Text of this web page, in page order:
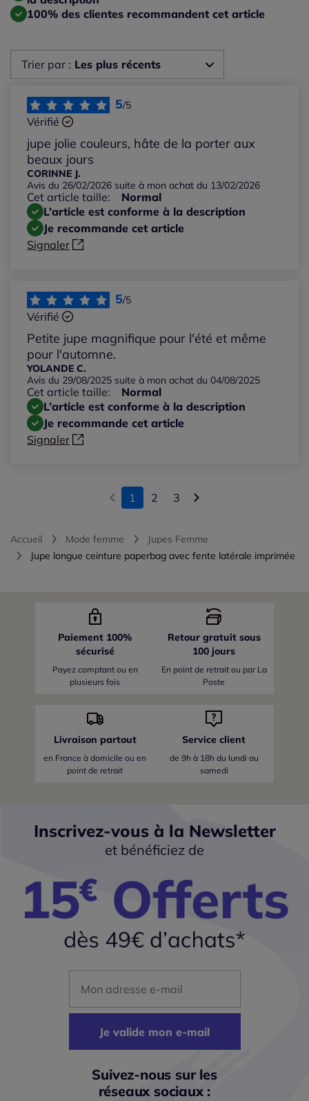
100% des clientes recommandent cet article
Trier par : Les plus récents
Les plus récents
Les plus anciens
Notes les plus élevées
Notes les plus basses
5/5
Vérifié
jupe jolie couleurs, hâte de la porter aux
beaux jours
CORINNE J.
Avis du 26/02/2026 suite à mon achat du 13/02/2026
Cet article taille:
Normal
L’article est conforme à la description
Je recommande cet article
Signaler
5/5
Vérifié
Petite jupe magnifique pour l'été et même
pour l'automne.
YOLANDE C.
Avis du 29/08/2025 suite à mon achat du 04/08/2025
Cet article taille:
Normal
L’article est conforme à la description
Je recommande cet article
Signaler
1 2 3
Accueil Mode femme
Jupes Femme
Jupe longue ceinture paperbag avec fente latérale imprimée
Paiement 100%
sécurisé
Payez comptant ou en
plusieurs fois
Retour gratuit sous
100 jours
En point de retrait ou par La
Poste
Livraison partout
en France à domicile ou en
point de retrait
Service client
de 9h à 18h du lundi au
samedi
Inscrivez-vous à la Newsletter
et bénéficiez de
Je valide mon e-mail
Suivez-nous sur les
réseaux sociaux :